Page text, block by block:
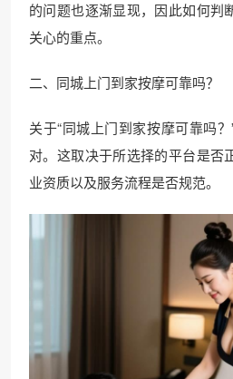
的问题也逐渐显现，因此如何判
关心的重点。
二、同城上门到家按摩可靠吗？
关于“同城上门到家按摩可靠吗
对。这取决于所选择的平台是否
业资质以及服务流程是否规范。